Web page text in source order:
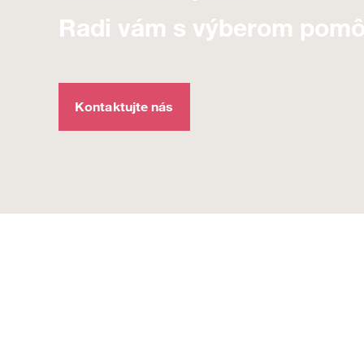
Radi vám s výberom
Kontaktujte nás